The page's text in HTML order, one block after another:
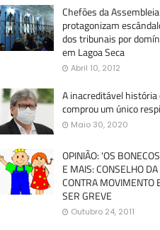
Chefões da
protagonizam
dos tribunais por
em Lagoa Seca
Abril 10, 2012
A inacreditável história
comprou um único
Maio 30, 2020
OPINIÃO: 'OS
E MAIS: CONSELHO
CONTRA MOVIMENTO
SER GREVE
Outubro 24, 2011